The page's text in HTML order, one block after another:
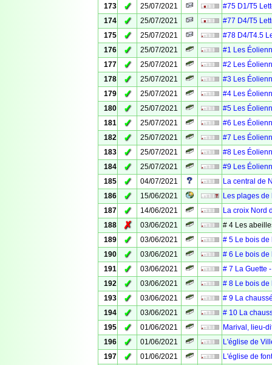
173
✓ 25/07/2021
#75 D1/T5
174
✓ 25/07/2021
#77 D4/T5
175
✓ 25/07/2021
#78 D4/T4.5
176
✓ 25/07/2021
#1 Les
177
✓ 25/07/2021
#2 Les
178
✓ 25/07/2021
#3 Les
179
✓ 25/07/2021
#4 Les
180
✓ 25/07/2021
#5 Les
181
✓ 25/07/2021
#6 Les
182
✓ 25/07/2021
#7 Les
183
✓ 25/07/2021
#8 Les
184
✓ 25/07/2021
#9 Les
185
✓ 04/07/2021
La central de
186
✓ 15/06/2021
Les plages de
187
✓ 14/06/2021
La croix Nord
188
✗ 03/06/2021
# 4 Les
189
✓ 03/06/2021
# 5 Le bois de
190
✓ 03/06/2021
# 6 Le bois de
191
✓ 03/06/2021
# 7 La Guette
192
✓ 03/06/2021
# 8 Le bois de
193
✓ 03/06/2021
# 9 La
194
✓ 03/06/2021
# 10 La
195
✓ 01/06/2021
Marival, lieu-
196
✓ 01/06/2021
L'église de
197
✓ 01/06/2021
L'église de